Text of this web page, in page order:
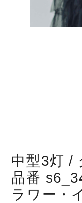
中型3灯 /
品番
ラワー・